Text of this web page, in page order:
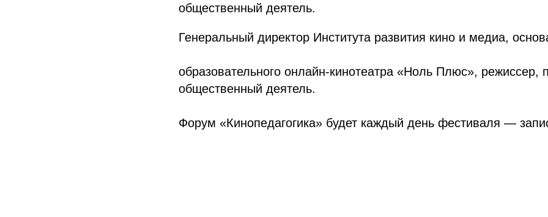
общественный деятель.
Генеральный директор Института развития кино и медиа,
образовательного онлайн-кинотеатра «Ноль Плюс», режиссер,
общественный деятель.
Форум «Кинопедагогика» будет каждый день фестиваля —